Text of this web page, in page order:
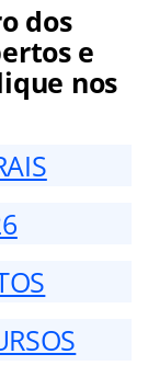
dos
e
nos